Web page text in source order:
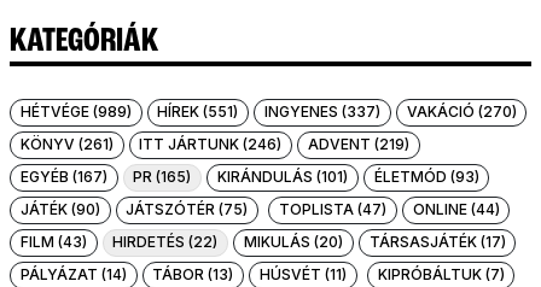
KATEGÓRIÁK
HÉTVÉGE (989) HÍREK (551) INGYENES (337)
VAKÁCIÓ (270)
KÖNYV (261)
ITT JÁRTUNK (246)
ADVENT (219)
EGYÉB (167)
PR (165) KIRÁNDULÁS (101)
ÉLETMÓD (93)
JÁTÉK (90)
JÁTSZÓTÉR (75) TOPLISTA (47)
ONLINE (44)
FILM (43)
HIRDETÉS (22) MIKULÁS (20)
TÁRSASJÁTÉK (17)
PÁLYÁZAT (14)
TÁBOR (13) HÚSVÉT (11)
KIPRÓBÁLTUK (7)